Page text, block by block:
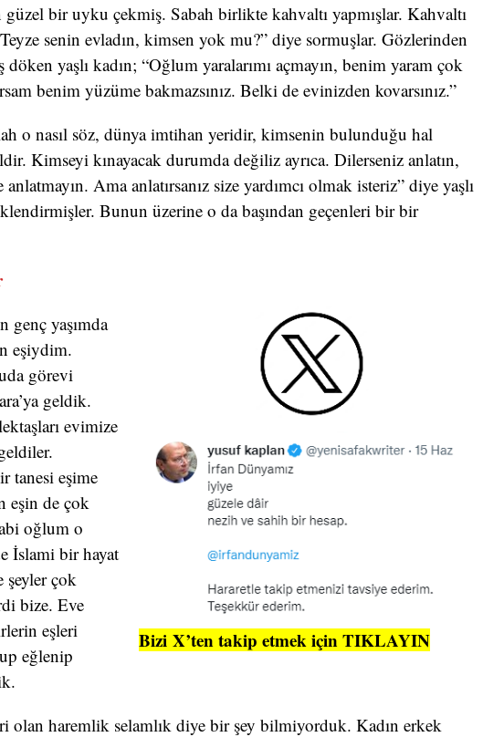
güzel bir uyku çekmiş. Sabah birlikte kahvaltı yapmışlar. Kahvaltı
senin evladın, kimsen yok mu?” diye sormuşlar. Gözlerinden
döken yaşlı kadın; “Oğlum yaralarımı açmayın, benim yaram çok
benim yüzüme bakmazsınız. Belki de evinizden kovarsınız.”
o nasıl söz, dünya imtihan yeridir, kimsenin bulunduğu hal
Kimseyi kınayacak durumda değiliz ayrıca. Dilerseniz anlatın,
Ama anlatırsanız size yardımcı olmak isteriz” diye yaşlı
Bunun üzerine o da başından geçenleri bir bir
Bizi X’ten takip etmek için TIKLAYIN
genç yaşımda
eşiydim.
görevi
geldik.
evimize
tanesi eşime
eşin de çok
oğlum o
İslami bir hayat
çok
bize. Eve
eşleri
eğlenip
olan haremlik selamlık diye bir şey bilmiyorduk. Kadın erkek